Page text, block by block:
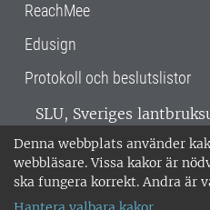
Denna webbplats använder
webbläsare. Vissa kakor är
ska fungera korrekt. Andra är
ReachMee
Edusign
Protokoll och beslutslistor
SLU, Sveriges
verksamhet över hela
Alnarp, Uppsala och
miljöcertifierat enligt
018-67 10 00 • Org nr: